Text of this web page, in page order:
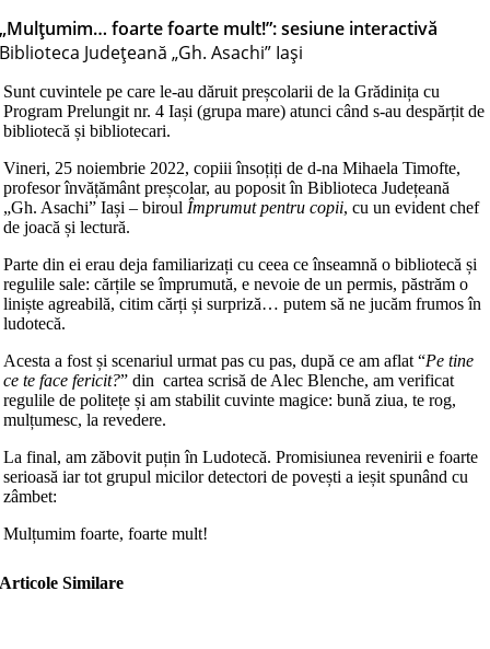
„Mulțumim… foarte foarte mult!”: sesiune interactivă
Biblioteca Judeţeană „Gh. Asachi” Iaşi
Sunt cuvintele pe care le-au dăruit preșcolarii de la Grădinița cu
Program Prelungit nr. 4 Iași (grupa mare) atunci când s-au despărțit de
bibliotecă și bibliotecari.
Vineri, 25 noiembrie 2022, copiii însoțiți de d-na Mihaela Timofte,
profesor învățământ preșcolar, au poposit în Biblioteca Județeană
„Gh. Asachi” Iași – biroul Împrumut pentru copii, cu un evident chef
de joacă și lectură.
Parte din ei erau deja familiarizați cu ceea ce înseamnă o bibliotecă și
regulile sale: cărțile se împrumută, e nevoie de un permis, păstrăm o
liniște agreabilă, citim cărți și surpriză… putem să ne jucăm frumos în
ludotecă.
Acesta a fost și scenariul urmat pas cu pas, după ce am aflat “Pe tine
ce te face fericit?” din cartea scrisă de Alec Blenche, am verificat
regulile de politețe și am stabilit cuvinte magice: bună ziua, te rog,
mulțumesc, la revedere.
La final, am zăbovit puțin în Ludotecă. Promisiunea revenirii e foarte
serioasă iar tot grupul micilor detectori de povești a ieșit spunând cu
zâmbet:
Mulțumim foarte, foarte mult!
Articole Similare